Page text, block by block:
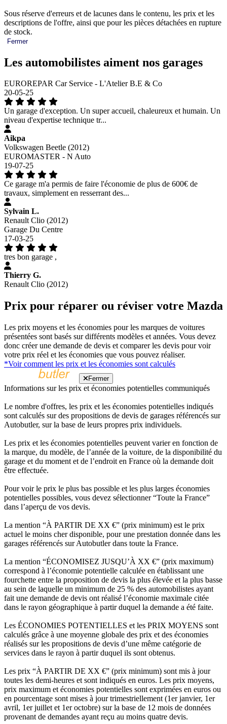
Sous réserve d'erreurs et de lacunes dans le contenu, les prix et les
descriptions de l'offre, ainsi que pour les pièces détachées en rupture
de stock.
Fermer
Les automobilistes aiment nos garages
EUROREPAR Car Service - L'Atelier B.E & Co
20-05-25
Un garage d'exception. Un super accueil, chaleureux et humain. Un
niveau d'expertise technique tr...
Aikpa
Volkswagen Beetle (2012)
EUROMASTER - N Auto
19-07-25
Ce garage m'a permis de faire l'économie de plus de 600€ de
travaux, simplement en resserrant des...
Sylvain L.
Renault Clio (2012)
Garage Du Centre
17-03-25
tres bon garage ,
Thierry G.
Renault Clio (2012)
Prix pour réparer ou réviser votre Mazda
Les prix moyens et les économies pour les marques de voitures
présentées sont basés sur différents modèles et années. Vous devez
donc créer une demande de devis et comparer les devis pour voir
votre prix réel et les économies que vous pouvez réaliser.
*Voir comment les prix et les économies sont calculés
Fermer
Informations sur les prix et économies potentielles communiqués
Le nombre d'offres, les prix et les économies potentielles indiqués
sont calculés sur des propositions de devis de garages référencés sur
Autobutler, sur la base de leurs propres prix individuels.
Les prix et les économies potentielles peuvent varier en fonction de
la marque, du modèle, de l’année de la voiture, de la disponibilité du
garage et du moment et de l’endroit en France où la demande doit
être effectuée.
Pour voir le prix le plus bas possible et les plus larges économies
potentielles possibles, vous devez sélectionner “Toute la France”
dans l’aperçu de vos devis.
La mention “À PARTIR DE XX €” (prix minimum) est le prix
actuel le moins cher disponible, pour une prestation donnée dans les
garages référencés sur Autobutler dans toute la France.
La mention “ÉCONOMISEZ JUSQU’À XX €” (prix maximum)
correspond à l’économie potentielle calculée en établissant une
fourchette entre la proposition de devis la plus élevée et la plus basse
au sein de laquelle un minimum de 25 % des automobilistes ayant
fait une demande de devis ont réalisé l’économie maximale citée
dans le rayon géographique à partir duquel la demande a été faite.
Les ÉCONOMIES POTENTIELLES et les PRIX MOYENS sont
calculés grâce à une moyenne globale des prix et des économies
réalisés sur les propositions de devis d’une même catégorie de
services dans le rayon à partir duquel ils sont obtenus.
Les prix “À PARTIR DE XX €” (prix minimum) sont mis à jour
toutes les demi-heures et sont indiqués en euros. Les prix moyens,
prix maximum et économies potentielles sont exprimées en euros ou
en pourcentage sont mises à jour trimestriellement (1er janvier, 1er
avril, 1er juillet et 1er octobre) sur la base de 12 mois de données
provenant de demandes ayant reçu au moins quatre devis.